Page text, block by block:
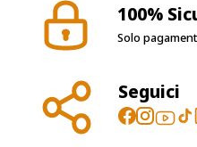
100%
Solo
Seguici